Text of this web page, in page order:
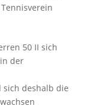
Tennisverein
50 II sich
der
deshalb die